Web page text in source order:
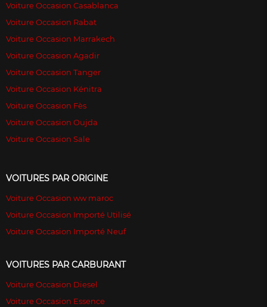
Voiture Occasion Casablanca
Voiture Occasion Rabat
Voiture Occasion Marrakech
Voiture Occasion Agadir
Voiture Occasion Tanger
Voiture Occasion Kénitra
Voiture Occasion Fès
Voiture Occasion Oujda
Voiture Occasion Sale
VOITURES PAR ORIGINE
Voiture Occasion ww maroc
Voiture Occasion Importé Utilisé
Voiture Occasion Importé Neuf
VOITURES PAR CARBURANT
Voiture Occasion Diesel
Voiture Occasion Essence